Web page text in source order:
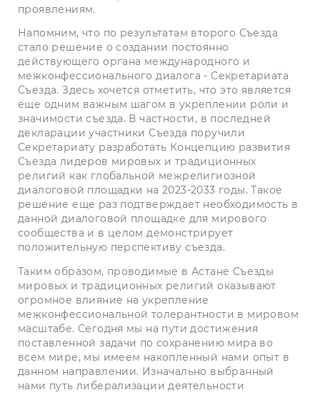
проявлениям.
Напомним, что по результатам второго Съезда
стало решение о создании постоянно
действующего органа международного и
межконфессионального диалога - Секретариата
Съезда. Здесь хочется отметить, что это является
еще одним важным шагом в укреплении роли и
значимости съезда. В частности, в последней
декларации участники Съезда поручили
Секретариату разработать Концепцию развития
Съезда лидеров мировых и традиционных
религий как глобальной межрелигиозной
диалоговой площадки на 2023-2033 годы. Такое
решение еще раз подтверждает необходимость в
данной диалоговой площадке для мирового
сообщества и в целом демонстрирует
положительную перспективу съезда.
Таким образом, проводимые в Астане Съезды
мировых и традиционных религий оказывают
огромное влияние на укрепление
межконфессиональной толерантности в мировом
масштабе. Сегодня мы на пути достижения
поставленной задачи по сохранению мира во
всем мире, мы имеем накопленный нами опыт в
данном направлении. Изначально выбранный
нами путь либерализации деятельности